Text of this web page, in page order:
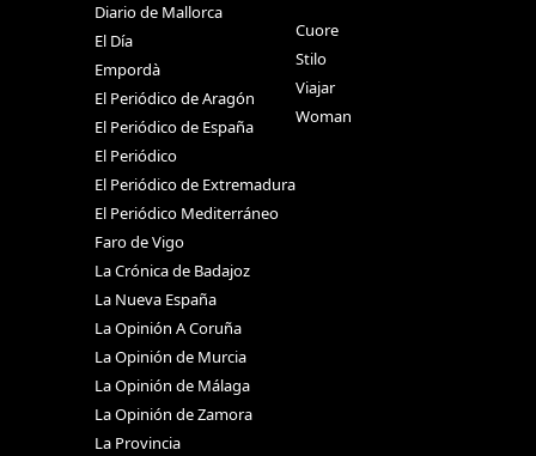
Diario de Mallorca
El Día
Empordà
El Periódico de Aragón
El Periódico de España
El Periódico
El Periódico de Extremadura
El Periódico Mediterráneo
Faro de Vigo
La Crónica de Badajoz
La Nueva España
La Opinión A Coruña
La Opinión de Murcia
La Opinión de Málaga
La Opinión de Zamora
La Provincia
Cuore
Stilo
Viajar
Woman